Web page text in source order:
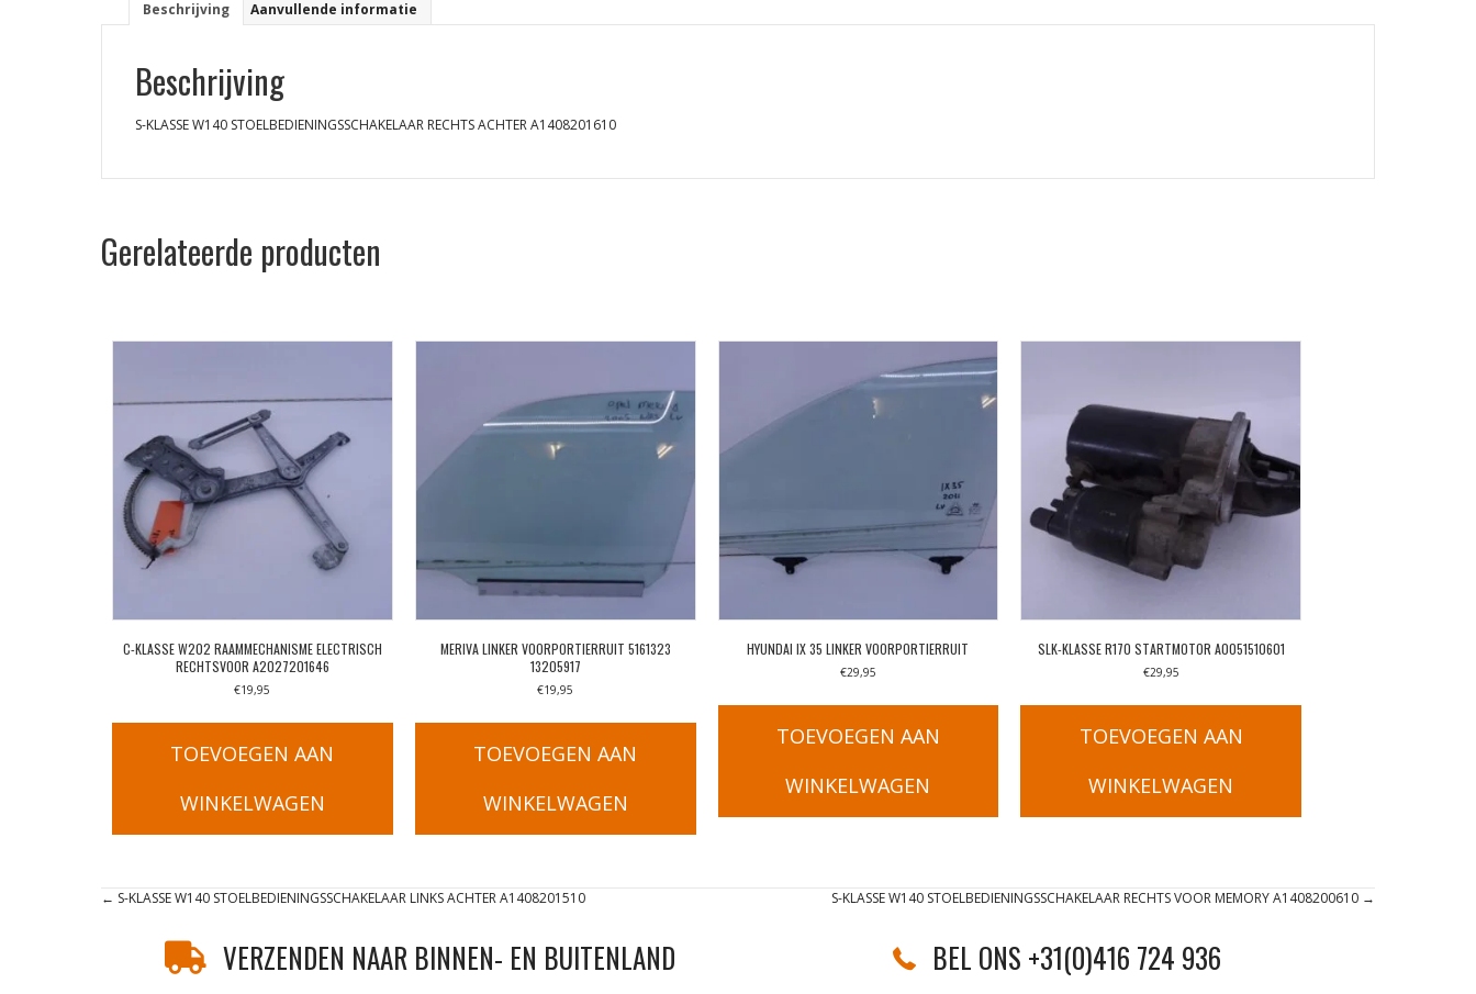
Beschrijving Aanvullende informatie
Beschrijving
S-KLASSE W140 STOELBEDIENINGSSCHAKELAAR RECHTS ACHTER A1408201610
Gerelateerde producten
C-KLASSE W202 RAAMMECHANISME ELECTRISCH
RECHTSVOOR A2027201646
€19,95
TOEVOEGEN AAN
WINKELWAGEN
MERIVA LINKER VOORPORTIERRUIT 5161323
13205917
€19,95
TOEVOEGEN AAN
WINKELWAGEN
HYUNDAI IX 35 LINKER VOORPORTIERRUIT
€29,95
TOEVOEGEN AAN
WINKELWAGEN
SLK-KLASSE R170 STARTMOTOR A0051510601
€29,95
TOEVOEGEN AAN
WINKELWAGEN
Posts
navigation
← S-KLASSE W140 STOELBEDIENINGSSCHAKELAAR LINKS ACHTER A1408201510 S-KLASSE W140 STOELBEDIENINGSSCHAKELAAR RECHTS VOOR MEMORY A1408200610 →
VERZENDEN NAAR BINNEN- EN BUITENLAND BEL ONS +31(0)416 724 936